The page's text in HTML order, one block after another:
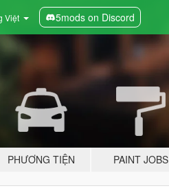
Việt 5mods on Discord
PHƯƠNG TIỆN PAINT JOBS